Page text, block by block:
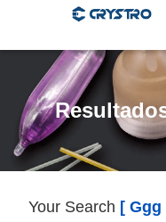
Your Search [